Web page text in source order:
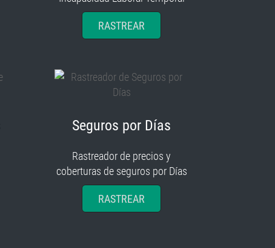
RASTREAR
Seguros por Días
Rastreador de precios y
coberturas de seguros por Días
RASTREAR